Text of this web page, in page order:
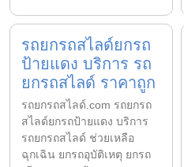
รถยกรถสไลด์ยกรถ
ป้ายแดง บริการ รถ
ยกรถสไลด์ ราคาถูก
รถยกรถสไลด์.com รถยกรถ
สไลด์ยกรถป้ายแดง บริการ
รถยกรถสไลด์ ช่วยเหลือ
ฉุกเฉิน ยกรถอุบัติเหตุ ยกรถ